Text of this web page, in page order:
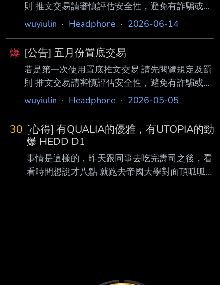
則 推文交易請審慎評估安全性，避免有詐騙或交
易糾紛產生 推文格式範例： 賣_台北_一手_品名
位2：限 地區(限2個字) 或 寄送 或 皆可 欄位3：
限 全新 或 一手 或 二手 欄位4：品名 以一種物
品或整組（如耳機+升級線）為限 欄位5：明確標
註價格(阿拉伯數字或以K代表千元) 欄位6：其他
描述或說明 規定及罰則： 1.推文請依規定格式填
載，7日內不得重複推文， 違者直接水桶90日，
並刪除推文 2
wuyiulin · Headphone · 2026-06-14
爆 [公告] 五月份置底交易
若是第一次使用置底推文交易 請先閱覽規定及罰
則 推文交易請審慎評估安全性，避免有詐騙或交
易糾紛產生 推文格式範例： 賣_台北_一手_品名
位2：限 地區(限2個字) 或 寄送 或 皆可 欄位3：
限 全新 或 一手 或 二手 欄位4：品名 以一種物
品或整組（如耳機+升級線）為限 欄位5：明確標
註價格(阿拉伯數字或以K代表千元) 欄位6：其他
描述或說明 規定及罰則： 1.推文請依規定格式填
wuyiulin · Headphone · 2026-05-05
30 [心得] 有QUALIA的優雅，有UTOPIA的勁
爆 HEDD D1
事情是這樣的，昨天跟同事去吃完壽司之後，看
看時間想說才八點 就跑去帝國大學對面頂呱呱
柔軟，但又必須在局部有較高的硬度 當年的老